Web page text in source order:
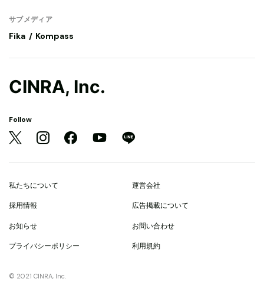
サブメディア
Fika Kompass
CINRA, Inc.
Follow
私たちについて 運営会社
採用情報 広告掲載について
お知らせ お問い合わせ
プライバシーポリシー 利用規約
© 2021 CINRA, Inc.